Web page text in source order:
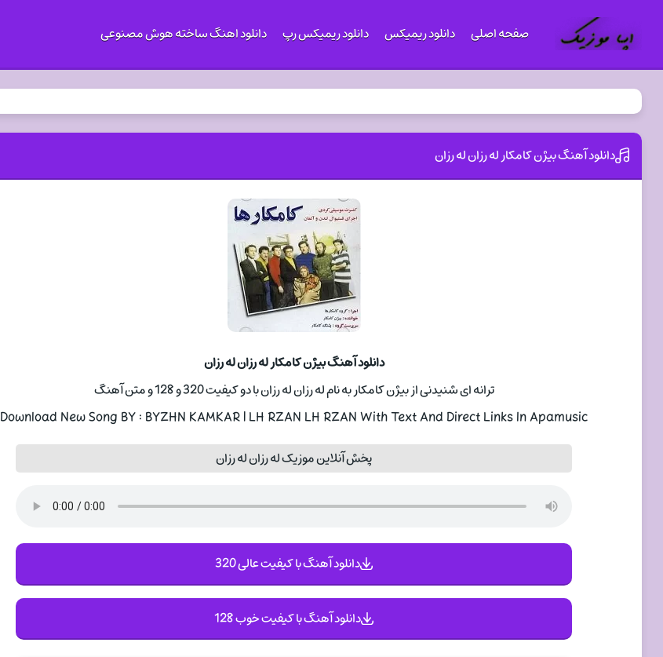
صفحه اصلی دانلود ریمیکس دانلود ریمیکس رپ دانلود اهنگ ساخته هوش مصنوعی
دانلود آهنگ بیژن کامکار له رزان له رزان
دانلود آهنگ بیژن کامکار له رزان له رزان
ترانه ای شنیدنی از بیژن کامکار به نام له رزان له رزان با دو کیفیت 320 و 128 و متن آهنگ
Download New Song BY : BYZHN KAMKAR | LH RZAN LH RZAN With Text And Direct Links In Apamusic
پخش آنلاین موزیک له رزان له رزان
دانلود آهنگ با کیفیت عالی 320
دانلود آهنگ با کیفیت خوب 128